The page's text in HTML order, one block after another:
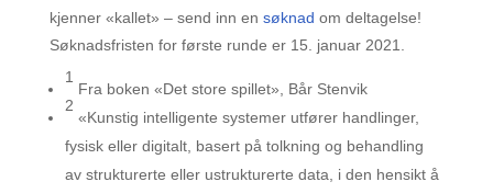
kjenner «kallet» – send inn en søknad om deltagelse!
Søknadsfristen for første runde er 15. januar 2021.
1
Fra boken «Det store spillet», Bår Stenvik
2
«Kunstig intelligente systemer utfører handlinger,
fysisk eller digitalt, basert på tolkning og behandling
av strukturerte eller ustrukturerte data, i den hensikt å